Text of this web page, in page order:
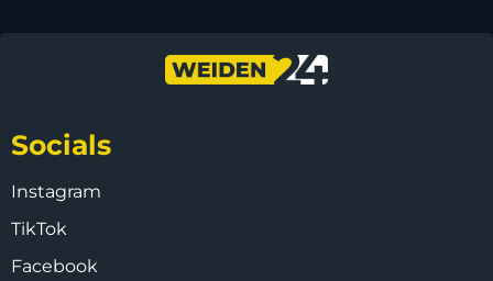
Socials
Instagram
TikTok
Facebook